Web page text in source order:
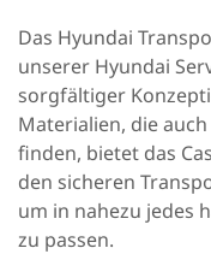
Das Hyundai
unserer Hyundai
sorgfältiger
Materialien, die
finden, bietet das
den sicheren
um in nahezu jedes
zu passen.